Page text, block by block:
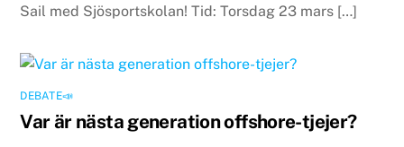
Sail med Sjösportskolan! Tid: Torsdag 23 mars […]
DEBATE📣
Var är nästa generation offshore-tjejer?